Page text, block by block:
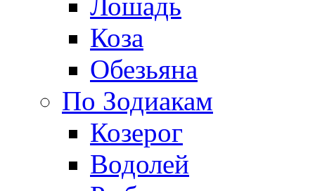
Коза
Обезьяна
По Зодиакам
Козерог
Водолей